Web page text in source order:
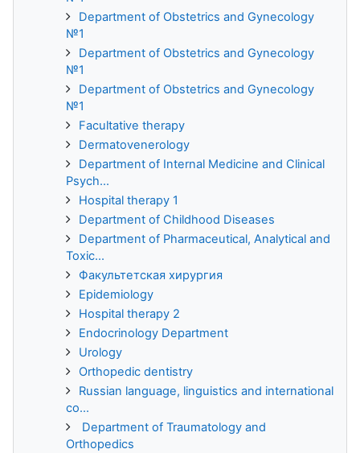
Department of Obstetrics and Gynecology
№1
Department of Obstetrics and Gynecology
№1
Department of Obstetrics and Gynecology
№1
Facultative therapy
Dermatovenerology
Department of Internal Medicine and Clinical
Psych...
Hospital therapy 1
Department of Childhood Diseases
Department of Pharmaceutical, Analytical and
Toxic...
Факультетская хирургия
Epidemiology
Hospital therapy 2
Endocrinology Department
Urology
Orthopedic dentistry
Russian language, linguistics and international
co...
Department of Traumatology and
Orthopedics